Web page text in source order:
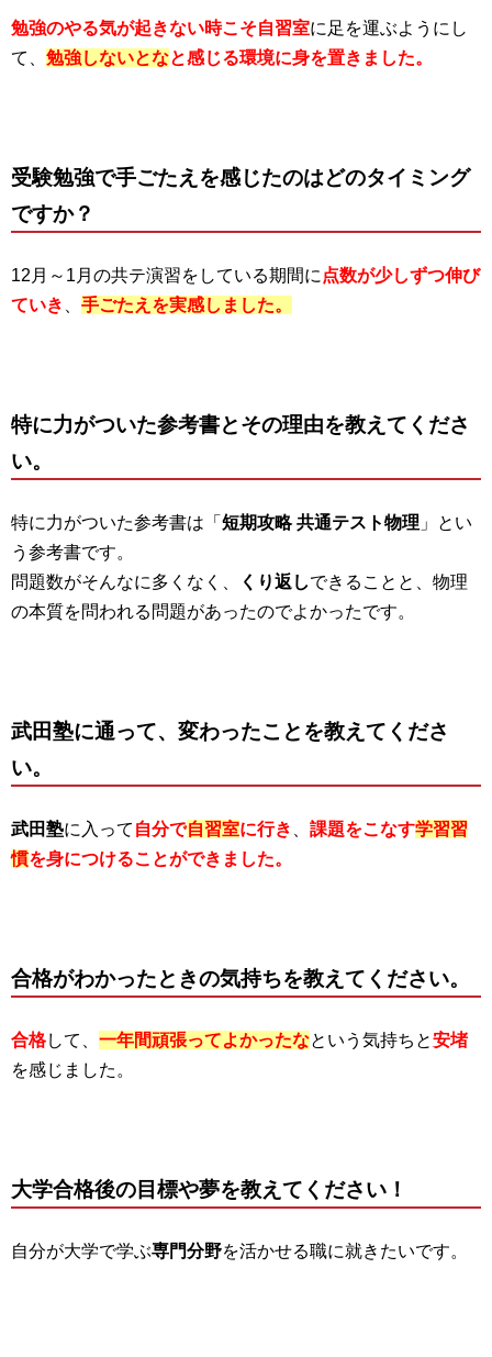
勉強のやる気が起きない時こそ自習室に足を運ぶようにし
て、 勉強しないとなと感じる環境に身を置きました。
受験勉強で手ごたえを感じたのはどのタイミング
ですか？
12月～1月の共テ演習をしている期間に 点数が少しずつ伸び
ていき
手ごたえを実感しました。
特に力がついた参考書とその理由を教えてくださ
い。
特に力がついた参考書は「 短期攻略 共通テスト物理 」とい
う参考書です。
問題数がそんなに多くなく、
くり返しできることと、物理
の本質を問われる問題があったのでよかったです。
武田塾に通って、変わったことを教えてくださ
い。
武田塾に入って 自分で自習室に行き 課題をこなす学習習
慣を身につけることができました。
合格がわかったときの気持ちを教えてください。
合格して、 一年間頑張ってよかったなという気持ちと安堵
を感じました。
大学合格後の目標や夢を教えてください！
自分が大学で学ぶ専門分野を活かせる職に就きたいです。